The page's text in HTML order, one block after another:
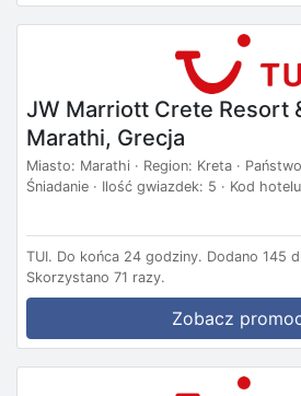
JW Marriott Crete Resort
Marathi, Grecja
Miasto: Marathi · Region: Kreta ·
Śniadanie · Ilość gwiazdek: 5 · Kod
TUI. Do końca 24 godziny. Dodano 145
Skorzystano 71 razy.
Zobacz